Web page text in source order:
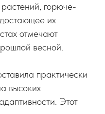
горюче-
их
отмечают
весной.
практически
высоких
Этот